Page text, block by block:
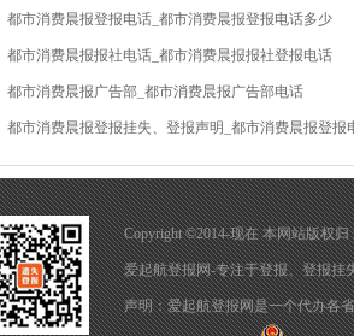
都市消费晨报登报电话_都市消费晨报登报电话多少
都市消费晨报报社电话_都市消费晨报报社登报电话
都市消费晨报广告部_都市消费晨报广告部电话
都市消费晨报登报挂失、登报声明_都市消费晨报登报
Copyright ©2014-现在 本网站版权
爱起航登报网-专注于登报、登报挂
声明：爱起航登报网是一个代办各